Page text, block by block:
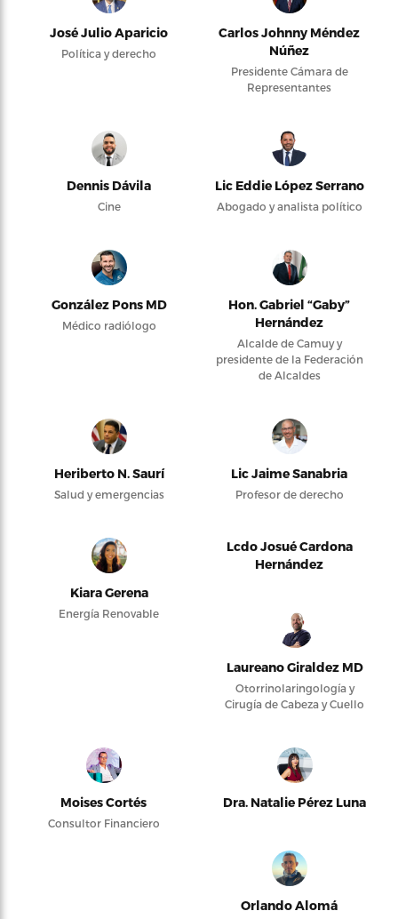
José Julio Aparicio
Política y derecho
Carlos Johnny Méndez
Núñez
Presidente Cámara de
Representantes
Dennis Dávila
Cine
Lic Eddie López Serrano
Abogado y analista político
González Pons MD
Médico radiólogo
Hon. Gabriel “Gaby”
Hernández
Alcalde de Camuy y
presidente de la Federación
de Alcaldes
Heriberto N. Saurí
Salud y emergencias
Lic Jaime Sanabria
Profesor de derecho
Kiara Gerena
Energía Renovable
Lcdo Josué Cardona
Hernández
Laureano Giraldez MD
Otorrinolaringología y
Cirugía de Cabeza y Cuello
Moises Cortés
Consultor Financiero
Dra. Natalie Pérez Luna
Orlando Alomá